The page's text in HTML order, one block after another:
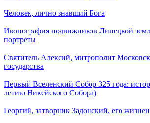
Человек, лично знавший Бога
Иконография подвижников Липецкой
портреты
Святитель Алексий, митрополит
государства
Первый Вселенский Собор 325 года:
летию Никейского Собора)
Георгий, затворник Задонский, его